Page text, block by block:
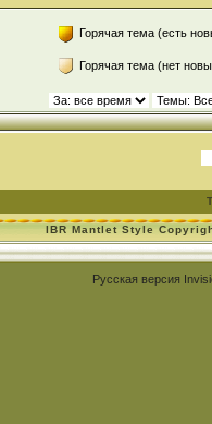
Горячая тема (есть
Горячая тема (нет
IBR Mantlet Style
Русская версия